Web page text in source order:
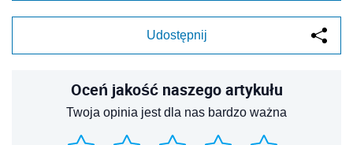
Udostępnij
Oceń jakość naszego artykułu
Twoja opinia jest dla nas bardzo ważna